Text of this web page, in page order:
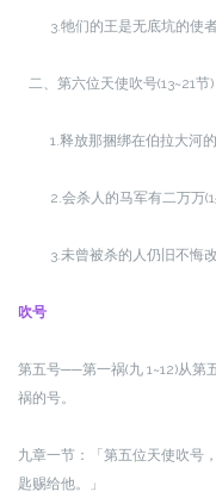
3.牠们的王是无底坑的使者
二、第六位天使吹号(13~21节)
1.释放那捆绑在伯拉大河的
2.会杀人的马军有二万万
3.未曾被杀的人仍旧不悔改
吹号
第五号──第一祸(九 1~12)从第
祸的号。
九章一节：「第五位天使吹号
匙赐给他。」